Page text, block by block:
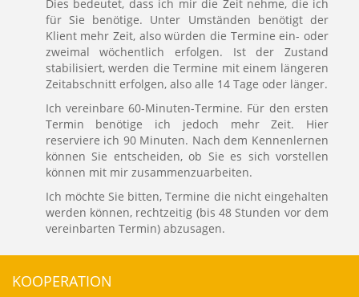
Dies bedeutet, dass ich mir die Zeit nehme, die ich
für Sie benötige. Unter Umständen benötigt der
Klient mehr Zeit, also würden die Termine ein- oder
zweimal wöchentlich erfolgen. Ist der Zustand
stabilisiert, werden die Termine mit einem längeren
Zeitabschnitt erfolgen, also alle 14 Tage oder länger.
Ich vereinbare 60-Minuten-Termine. Für den ersten
Termin benötige ich jedoch mehr Zeit. Hier
reserviere ich 90 Minuten. Nach dem Kennenlernen
können Sie entscheiden, ob Sie es sich vorstellen
können mit mir zusammenzuarbeiten.
Ich möchte Sie bitten, Termine die nicht eingehalten
werden können, rechtzeitig (bis 48 Stunden vor dem
vereinbarten Termin) abzusagen.
KOOPERATION